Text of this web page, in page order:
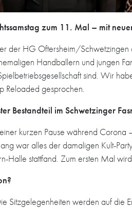
zum 11. Mal – mit
der HG Oftersheim/Schwetzingen
Handballern und jungen
sind. Wir
Reloaded gesprochen.
Bestandteil im Schwetzinger
kurzen Pause während Corona
war alles der damaligen Kult-
Halle stattfand. Zum ersten Mal
Sitzgelegenheiten werden auf die